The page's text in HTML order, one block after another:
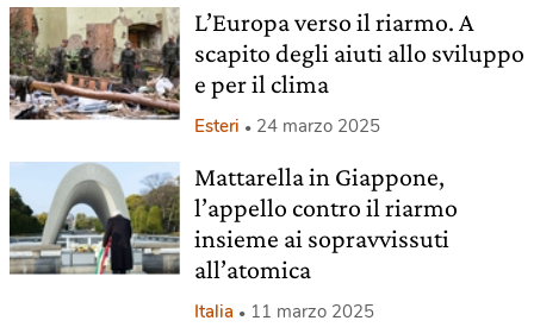
L’Europa verso il riarmo. A
scapito degli aiuti allo sviluppo
e per il clima
Esteri 24 marzo 2025
Mattarella in Giappone,
l’appello contro il riarmo
insieme ai sopravvissuti
all’atomica
Italia 11 marzo 2025